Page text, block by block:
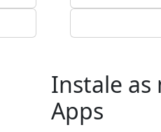
Instale as
Apps